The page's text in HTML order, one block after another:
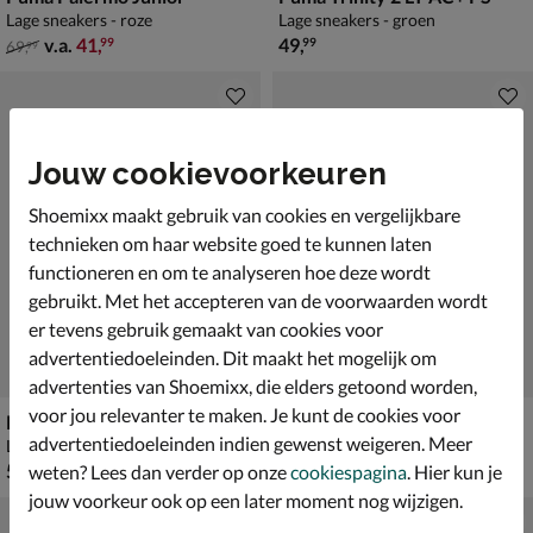
Lage sneakers - roze
van € 69,99 vanaf € 41,99
69,99 v.a. 41,99
Lage sneakers - groen
€ 49,99
49,99
Puma Rebound V6 Low
Lage sneakers - zwart
€ 59,99
59 ,99
Puma Rebound V6 Low
Lage sneakers - grijs
van € 59,99 voor € 41,99
59,99 41,99
Jouw cookievoorkeuren
Shoemixx maakt gebruik van cookies en vergelijkbare
technieken om haar website goed te kunnen laten
functioneren en om te analyseren hoe deze wordt
gebruikt. Met het accepteren van de voorwaarden wordt
er tevens gebruik gemaakt van cookies voor
advertentiedoeleinden. Dit maakt het mogelijk om
advertenties van Shoemixx, die elders getoond worden,
voor jou relevanter te maken. Je kunt de cookies voor
advertentiedoeleinden indien gewenst weigeren. Meer
weten? Lees dan verder op onzecookiespagina. Hier kun je
jouw voorkeur ook op een later moment nog wijzigen.